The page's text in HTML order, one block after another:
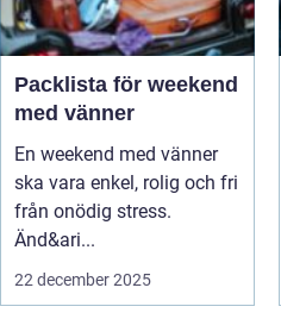
Packlista för weekend
med vänner
En weekend med vänner
ska vara enkel, rolig och fri
från onödig stress.
Änd&ari...
22 december 2025